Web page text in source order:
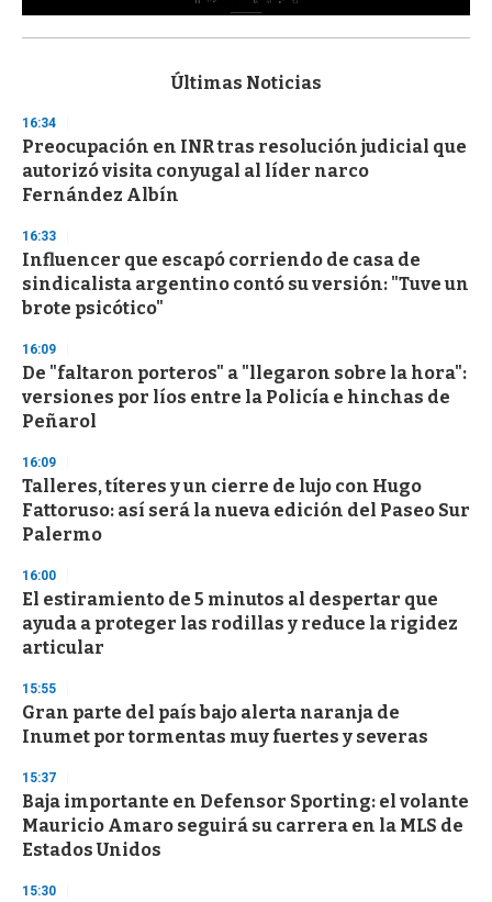
s
d
s
o
f
3
s
e
c
o
n
Últimas Noticias
16:34
Preocupación en INR tras resolución judicial que
autorizó visita conyugal al líder narco
Fernández Albín
16:33
Influencer que escapó corriendo de casa de
sindicalista argentino contó su versión: "Tuve un
brote psicótico"
16:09
De "faltaron porteros" a "llegaron sobre la hora":
versiones por líos entre la Policía e hinchas de
Peñarol
16:09
Talleres, títeres y un cierre de lujo con Hugo
Fattoruso: así será la nueva edición del Paseo Sur
Palermo
16:00
El estiramiento de 5 minutos al despertar que
ayuda a proteger las rodillas y reduce la rigidez
articular
15:55
Gran parte del país bajo alerta naranja de
Inumet por tormentas muy fuertes y severas
15:37
Baja importante en Defensor Sporting: el volante
Mauricio Amaro seguirá su carrera en la MLS de
Estados Unidos
15:30